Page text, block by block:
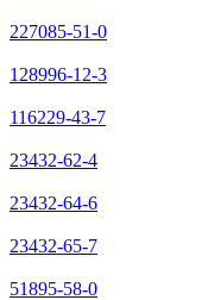
227085-51-0
128996-12-3
116229-43-7
23432-62-4
23432-64-6
23432-65-7
51895-58-0